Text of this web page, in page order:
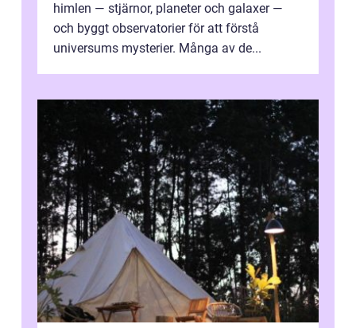
himlen — stjärnor, planeter och galaxer —
och byggt observatorier för att förstå
universums mysterier. Många av de...